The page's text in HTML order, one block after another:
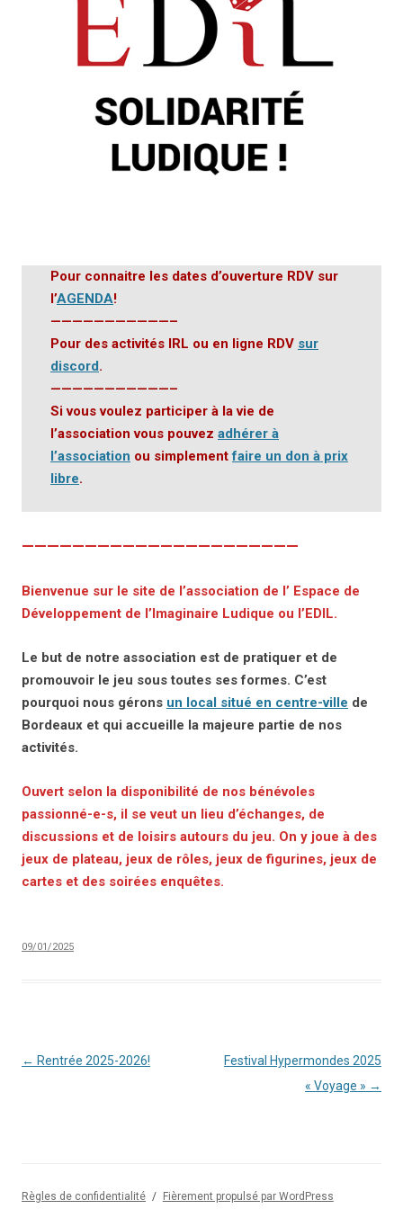
Pour connaitre les dates d’ouverture RDV sur
l’AGENDA!
———————————–
Pour des activités IRL ou en ligne RDV sur
discord.
———————————–
Si vous voulez participer à la vie de
l’association vous pouvez adhérer à
l’association ou simplementfaire un don à prix
libre.
——————————————————————
Bienvenue sur le site de l’association de l’ Espace de
Développement de l’Imaginaire Ludique ou l’EDIL.
Le but de notre association est de pratiquer et de
promouvoir le jeu sous toutes ses formes. C’est
pourquoi nous gérons un local situé en centre-ville de
Bordeaux et qui accueille la majeure partie de nos
activités.
Ouvert selon la disponibilité de nos bénévoles
passionné-e-s, il se veut un lieu d’échanges, de
discussions et de loisirs autours du jeu. On y joue à des
jeux de plateau, jeux de rôles, jeux de figurines, jeux de
cartes et des soirées enquêtes.
09/01/2025
Navigation
← Rentrée 2025-2026!
Festival Hypermondes 2025
« Voyage » →
Règles de confidentialité Fièrement propulsé par WordPress